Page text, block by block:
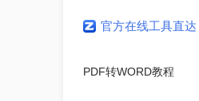
官方在线工具直达
PDF转WORD教程